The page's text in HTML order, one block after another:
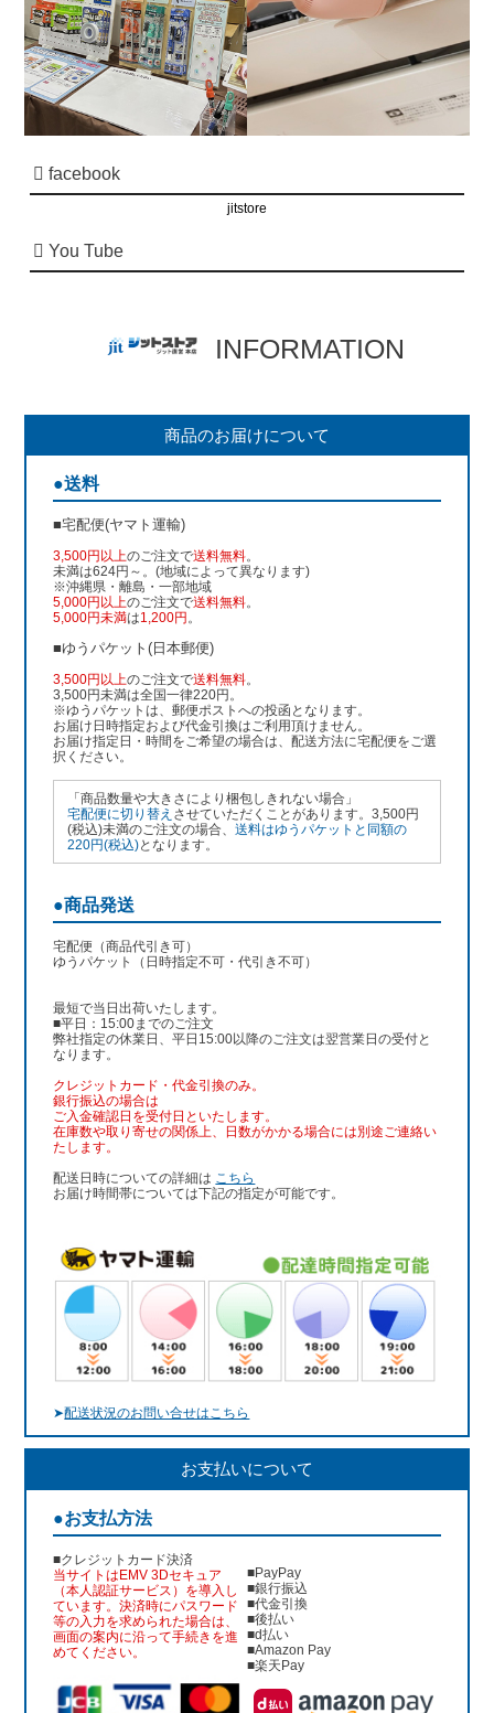
facebook
jitstore
You Tube
INFORMATION
商品のお届けについて
●送料
■宅配便(ヤマト運輸)
3,500円以上のご注文で送料無料。
未満は624円～。(地域によって異なります)
※沖縄県・離島・一部地域
5,000円以上のご注文で送料無料。
5,000円未満は1,200円 。
■ゆうパケット(日本郵便)
3,500円以上のご注文で送料無料。
3,500円未満は全国一律220円。
※ゆうパケットは、郵便ポストへの投函となります。
お届け日時指定および代金引換はご利用頂けません。
お届け指定日・時間をご希望の場合は、配送方法に宅配便をご選
択ください。
「商品数量や大きさにより梱包しきれない場合」
宅配便に切り替え させていただくことがあります。3,500円
(税込)未満のご注文の場合、送料はゆうパケットと同額の
220円(税込)となります。
●商品発送
宅配便（商品代引き可）
ゆうパケット（日時指定不可・代引き不可）
最短で当日出荷いたします。
■平日：15:00までのご注文
弊社指定の休業日、平日15:00以降のご注文は翌営業日の受付と
なります。
クレジットカード・代金引換のみ。
銀行振込の場合は
ご入金確認日を受付日といたします。
在庫数や取り寄せの関係上、日数がかかる場合には別途ご連絡い
たします。
配送日時についての詳細は こちら
お届け時間帯については下記の指定が可能です。
➤配送状況のお問い合せはこちら
お支払いについて
●お支払方法
■クレジットカード決済
当サイトはEMV 3Dセキュア
（本人認証サービス）を導入し
ています。決済時にパスワード
等の入力を求められた場合は、
画面の案内に沿って手続きを進
めてください。
■PayPay
■銀行振込
■代金引換
■後払い
■d払い
■Amazon Pay
■楽天Pay